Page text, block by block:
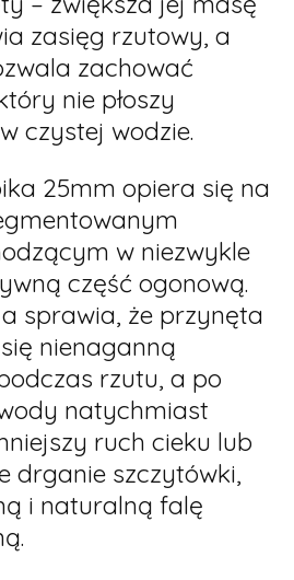
zasięg rzutowy, a
zachować
nie płoszy
czystej wodzie.
25mm opiera się na
w niezwykle
część ogonową.
sprawia, że przynęta
nienaganną
rzutu, a po
natychmiast
ruch cieku lub
drganie szczytówki,
i naturalną falę